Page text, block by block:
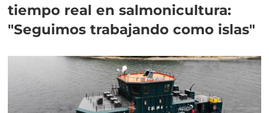
tiempo real en salmonicultura:
"Seguimos trabajando como islas"